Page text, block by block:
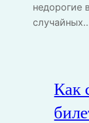
недорогие
Как